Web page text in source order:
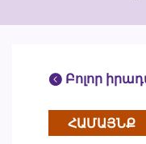
Բոլոր
ՀԱՄԱՅՆՔ